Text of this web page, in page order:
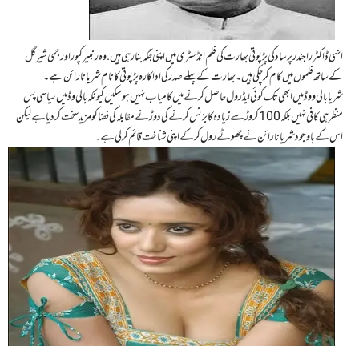
انہی ڈاکٹر راجندر پرساد کی پڑپوتی بھارت کی فلم انڈسٹری میں اپنی جگہ بنا رہی ہیں . وہ رنبیر کپور اورجمی شیرگل
کے ساتھ فلموں میں کام کر چکی ہیں ۔ بھارت کے پہلے صدر کی اداکارہ پڑپوتی کا نام شریا نارائن ہے۔
شریا بالی ووڈ میں ابھی تک کوئی لیڈ رول حاصل کرنے میں کامیاب نہیں ہو سکیں کیونکہ بالی وڈ میں سیاسی پس
منظر ہی کافی نہیں بلکہ 100 کروڑ سے زیادہ کا بزنس کرنے کی دوڑ نے مقابلہ کی فضا کو مزید سخت کر دیا ہے لیکن
اس کے باوجود شریا نارائن نےچھوٹے رول کر کے اپنی شناخت قائم کر لی ہے ۔